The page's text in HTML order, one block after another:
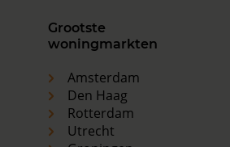
Grootste
woningmarkten
Amsterdam
Den Haag
Rotterdam
Utrecht